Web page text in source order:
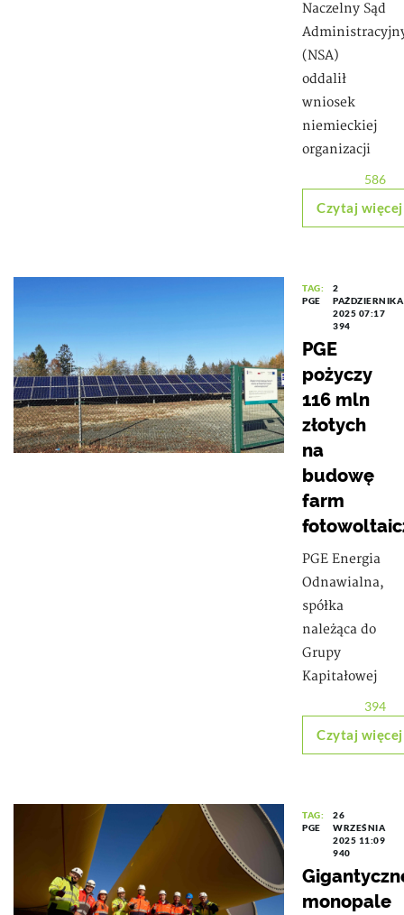
Naczelny Sąd
(NSA)
oddalił
wniosek
niemieckiej
organizacji
586
Czytaj więcej
TAG:
PGE
2
PAŹDZIERNIKA
2025 07:17
394
PGE
pożyczy
116 mln
złotych
na
budowę
farm
PGE Energia
Odnawialna,
spółka
należąca do
Grupy
Kapitałowej
394
Czytaj więcej
TAG:
PGE
26
WRZEŚNIA
2025 11:09
940
monopale